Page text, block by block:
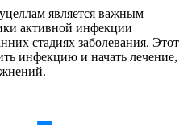
является важным
активной инфекции
стадиях заболевания. Этот
инфекцию и начать лечение,